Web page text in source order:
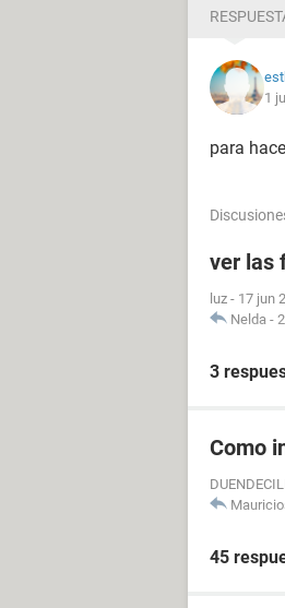
1
para
ver las
luz - 17 jun
Nelda -
3
Como
45